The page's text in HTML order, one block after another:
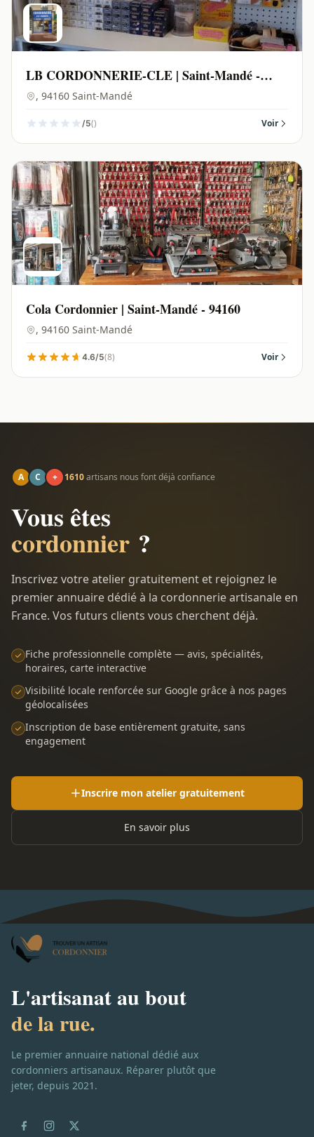
LB CORDONNERIE-CLE | Saint-Mandé -
94160
, 94160 Saint-Mandé
/5() Voir
Cola Cordonnier | Saint-Mandé - 94160
, 94160 Saint-Mandé
4.6/5(8) Voir
A C + 1610artisans nous font déjà confiance
Vous êtes
cordonnier ?
Inscrivez votre atelier gratuitement et rejoignez le
premier annuaire dédié à la cordonnerie artisanale en
France. Vos futurs clients vous cherchent déjà.
Fiche professionnelle complète — avis, spécialités,
horaires, carte interactive
Visibilité locale renforcée sur Google grâce à nos pages
géolocalisées
Inscription de base entièrement gratuite, sans
engagement
Inscrire mon atelier gratuitement
En savoir plus
L'artisanat au bout
de la rue.
Le premier annuaire national dédié aux
cordonniers artisanaux. Réparer plutôt que
jeter, depuis 2021.